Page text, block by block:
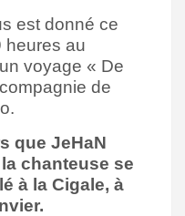
est donné ce
heures au
voyage « De
de
que JeHaN
chanteuse se
à la Cigale, à